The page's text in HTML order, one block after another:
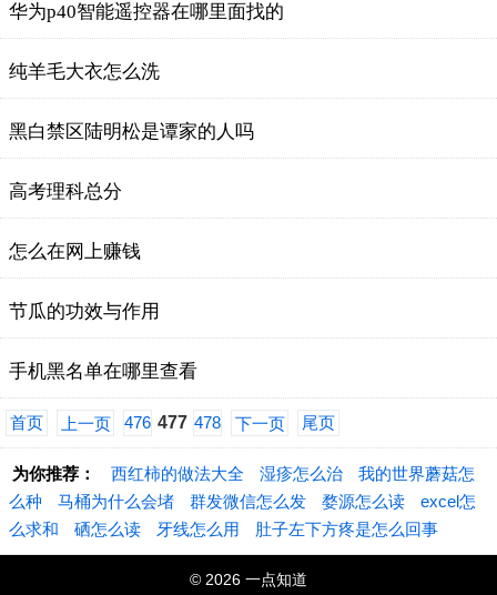
华为p40智能遥控器在哪里面找的
纯羊毛大衣怎么洗
黑白禁区陆明松是谭家的人吗
高考理科总分
怎么在网上赚钱
节瓜的功效与作用
手机黑名单在哪里查看
首页 上一页 476 477 478 下一页 尾页
为你推荐： 西红柿的做法大全 湿疹怎么治
我的世界蘑菇怎
么种
马桶为什么会堵 群发微信怎么发 婺源怎么读
excel怎
么求和
硒怎么读 牙线怎么用 肚子左下方疼是怎么回事
© 2026 一点知道